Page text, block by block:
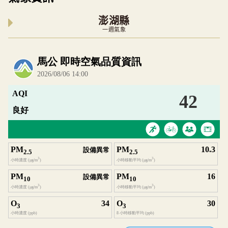
澎湖縣
一週氣象
內嵌空氣品質小工具為視覺預覽，完整即時空